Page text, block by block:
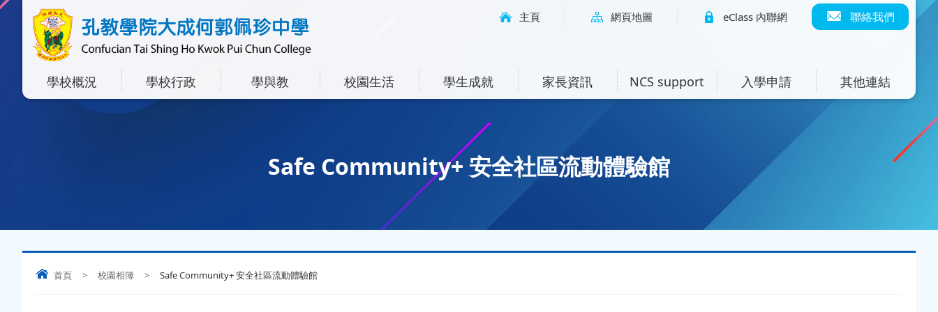
聯絡我們
主頁 網頁地圖 eClass 內聯網
學校概況 學校行政 學與教 校園生活 學生成就 家長資訊 NCS support 入學申請 其他連結
Safe Community+ 安全社區流動體驗館
首頁 > 校園相簿 > Safe Community+ 安全社區流動體驗館